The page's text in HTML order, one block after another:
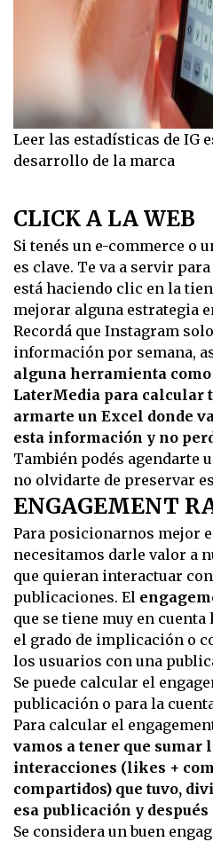
Leer las estadísticas de IG
desarrollo de la marca
CLICK A LA WEB
Si tenés un e-commerce o
es clave. Te va a servir
está haciendo clic en la
mejorar alguna estrategia
Recordá que Instagram
información por semana,
alguna herramienta
LaterMedia para calcular
armarte un Excel donde
esta información y no
También podés agendarte
no olvidarte de preservar
ENGAGEMENT
Para posicionarnos mejor
necesitamos darle valor a
que quieran interactuar
publicaciones. El
que se tiene muy en
el grado de implicación o
los usuarios con una
Se puede calcular el
publicación o para la
Para calcular el
vamos a tener que sumar
interacciones (likes +
compartidos) que tuvo,
esa publicación y
Se considera un buen